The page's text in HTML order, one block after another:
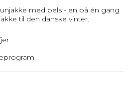
med pels - en på én gang
til den danske vinter.